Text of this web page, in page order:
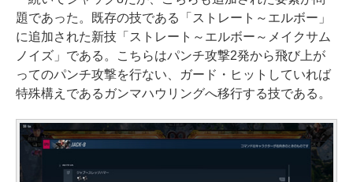
題であった。既存の技である「ストレート～エルボー」
に追加された新技「ストレート～エルボー～メイクサム
ノイズ」である。こちらはパンチ攻撃2発から飛び上が
ってのパンチ攻撃を行ない、ガード・ヒットしていれば
特殊構えであるガンマハウリングへ移行する技である。